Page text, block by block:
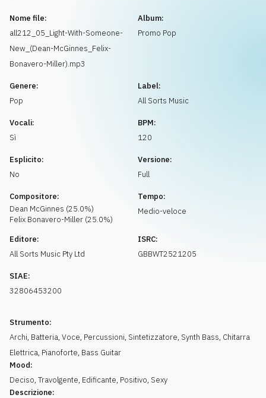
Info
Nome file:
all212_05_Light-With-Someone-
New_(Dean-McGinnes_Felix-
Bonavero-Miller).mp3
Album:
Promo Pop
Genere:
Pop
Label:
All Sorts Music
Vocali:
Sì
BPM:
120
Esplicito:
No
Versione:
Full
Compositore:
Dean McGinnes (25.0%)
Felix Bonavero-Miller (25.0%)
Tempo:
Medio-veloce
Editore:
All Sorts Music Pty Ltd
ISRC:
GBBWT2521205
SIAE:
32806453200
Strumento:
Archi, Batteria, Voce, Percussioni, Sintetizzatore, Synth Bass, Chitarra
Elettrica, Pianoforte, Bass Guitar
Mood:
Deciso, Travolgente, Edificante, Positivo, Sexy
Descrizione: